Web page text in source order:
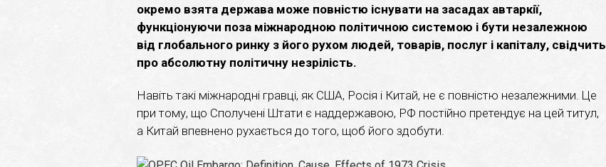
окремо взята держава може повністю існувати на засадах автаркії,
функціонуючи поза міжнародною політичною системою і бути незалежною
від глобального ринку з його рухом людей, товарів, послуг і капіталу, свідчить
про абсолютну політичну незрілість.
Навіть такі міжнародні гравці, як США, Росія і Китай, не є повністю незалежними. Це
при тому, що Сполучені Штати є наддержавою, РФ постійно претендує на цей титул,
а Китай впевнено рухається до того, щоб його здобути.